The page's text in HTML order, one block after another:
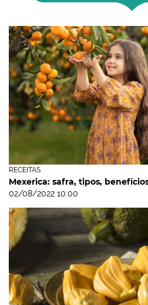
RECEITAS
Mexerica: safra, tipos,
02/08/2022 10:00